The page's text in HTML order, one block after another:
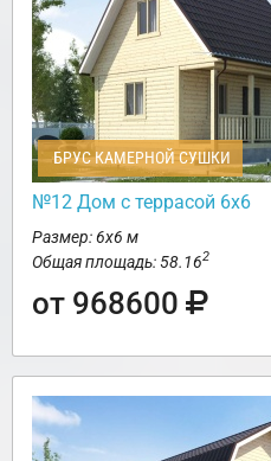
БРУС КАМЕРНОЙ СУШКИ
№12 Дом с террасой 6х6
Размер: 6х6 м
Общая площадь: 58.162
от 968600